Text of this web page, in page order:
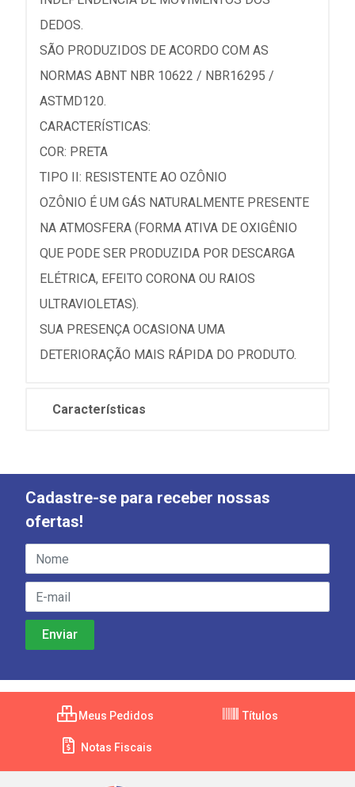
DEDOS.
SÃO PRODUZIDOS DE ACORDO COM AS
NORMAS ABNT NBR 10622 / NBR16295 /
ASTMD120.
CARACTERÍSTICAS:
COR: PRETA
TIPO II: RESISTENTE AO OZÔNIO
OZÔNIO É UM GÁS NATURALMENTE PRESENTE
NA ATMOSFERA (FORMA ATIVA DE OXIGÊNIO
QUE PODE SER PRODUZIDA POR DESCARGA
ELÉTRICA, EFEITO CORONA OU RAIOS
ULTRAVIOLETAS).
SUA PRESENÇA OCASIONA UMA
DETERIORAÇÃO MAIS RÁPIDA DO PRODUTO.
Características
Cadastre-se para receber nossas
ofertas!
Meus Pedidos Títulos
Notas Fiscais